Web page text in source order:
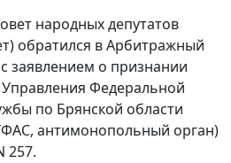
народных депутатов
обратился в Арбитражный
заявлением о признании
Федеральной
по Брянской области
антимонопольный орган)
257.